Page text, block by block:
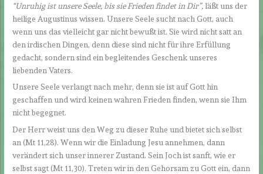
“Unruhig ist unsere Seele, bis sie Frieden findet in Dir”,läßt uns der
heilige Augustinus wissen. Unsere Seele sucht nach Gott, auch
wenn uns das vielleicht gar nicht bewußt ist. Sie wird nicht satt an
den irdischen Dingen, denn diese sind nicht für ihre Erfüllung
gedacht, sondern sind ein begleitendes Geschenk unseres
liebenden Vaters.
Unsere Seele verlangt nach mehr, denn sie ist auf Gott hin
geschaffen und wird keinen wahren Frieden finden, wenn sie Ihm
nicht begegnet.
Der Herr weist uns den Weg zu dieser Ruhe und bietet sich selbst
an (Mt 11,28). Wenn wir die Einladung Jesu annehmen, dann
verändert sich unser innerer Zustand. Sein Joch ist sanft, wie er
selbst sagt (Mt 11,30). Treten wir in den Gehorsam zu Gott ein, dann